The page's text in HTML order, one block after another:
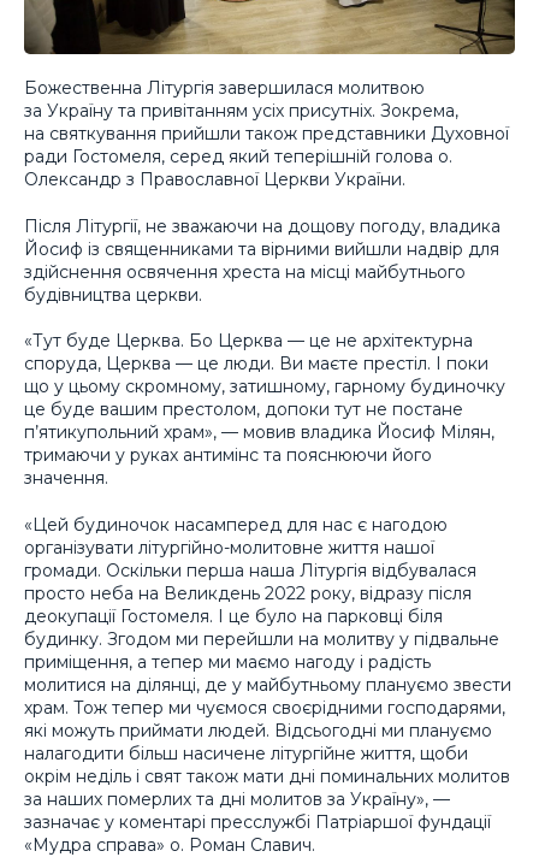
Божественна Літургія завершилася молитвою
за Україну та привітанням усіх присутніх. Зокрема,
на святкування прийшли також представники Духовної
ради Гостомеля, серед який теперішній голова о.
Олександр з Православної Церкви України.
Після Літургії, не зважаючи на дощову погоду, владика
Йосиф із священниками та вірними вийшли надвір для
здійснення освячення хреста на місці майбутнього
будівництва церкви.
«Тут буде Церква. Бо Церква — це не архітектурна
споруда, Церква — це люди. Ви маєте престіл. І поки
що у цьому скромному, затишному, гарному будиночку
це буде вашим престолом, допоки тут не постане
п’ятикупольний храм», — мовив владика Йосиф Мілян,
тримаючи у руках антимінс та пояснюючи його
значення.
«Цей будиночок насамперед для нас є нагодою
організувати літургійно-молитовне життя нашої
громади. Оскільки перша наша Літургія відбувалася
просто неба на Великдень 2022 року, відразу після
деокупації Гостомеля. І це було на парковці біля
будинку. Згодом ми перейшли на молитву у підвальне
приміщення, а тепер ми маємо нагоду і радість
молитися на ділянці, де у майбутньому плануємо звести
храм. Тож тепер ми чуємося своєрідними господарями,
які можуть приймати людей. Відсьогодні ми плануємо
налагодити більш насичене літургійне життя, щоби
окрім неділь і свят також мати дні поминальних молитов
за наших померлих та дні молитов за Україну», —
зазначає у коментарі пресслужбі Патріаршої фундації
«Мудра справа» о. Роман Славич.